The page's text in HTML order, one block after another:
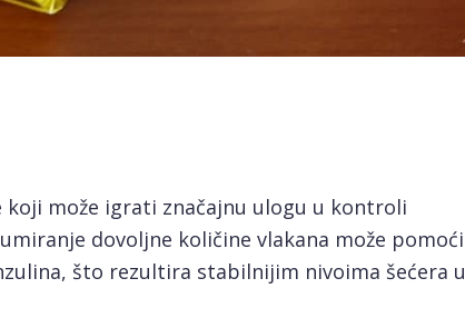
može igrati značajnu ulogu u kontroli
dovoljne količine vlakana može pomoći
što rezultira stabilnijim nivoima šećera u